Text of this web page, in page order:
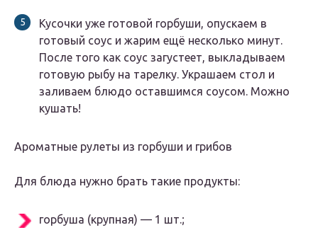
Кусочки уже готовой горбуши, опускаем в
готовый соус и жарим ещё несколько минут.
После того как соус загустеет, выкладываем
готовую рыбу на тарелку. Украшаем стол и
заливаем блюдо оставшимся соусом. Можно
кушать!
Ароматные рулеты из горбуши и грибов
Для блюда нужно брать такие продукты:
горбуша (крупная) — 1 шт.;